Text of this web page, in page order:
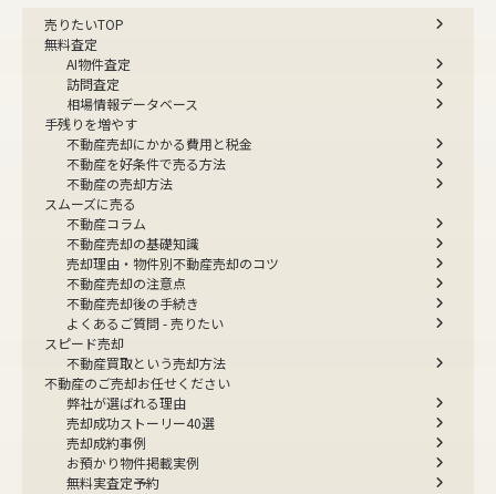
売りたいTOP
無料査定
AI物件査定
訪問査定
相場情報データベース
手残りを増やす
不動産売却にかかる費用と税金
不動産を好条件で売る方法
不動産の売却方法
スムーズに売る
不動産コラム
不動産売却の基礎知識
売却理由・物件別不動産売却のコツ
不動産売却の注意点
不動産売却後の手続き
よくあるご質問 - 売りたい
スピード売却
不動産買取という売却方法
不動産のご売却お任せください
弊社が選ばれる理由
売却成功ストーリー40選
売却成約事例
お預かり物件掲載実例
無料実査定予約